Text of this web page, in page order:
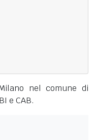
nel comune di
e CAB.